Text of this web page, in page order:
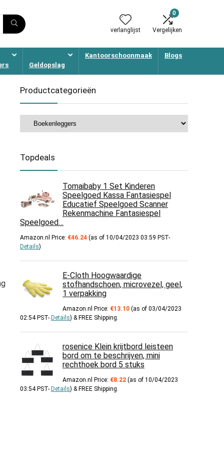
verlanglijst
0
Vergelijken
Geldopslag
Kantoorschoonmaak Blogs
Productcategorieën
Topdeals
Tomaibaby 1 Set Kinderen
Speelgoed Kassa Fantasiespel
Educatief Speelgoed Scanner
Rekenmachine Fantasiespel
Speelgoed…
Amazon.nl Price: €46.24 (as of 10/04/2023 03:59 PST-
Details)
E-Cloth Hoogwaardige
stofhandschoen, microvezel, geel,
1 verpakking
Amazon.nl Price: €13.10 (as of 03/04/2023
02:54 PST- Details) & FREE Shipping.
rosenice Klein krijtbord leisteen
bord om te beschrijven, mini
rechthoek bord 5 stuks
Amazon.nl Price: €8.22 (as of 10/04/2023
03:54 PST- Details) & FREE Shipping.